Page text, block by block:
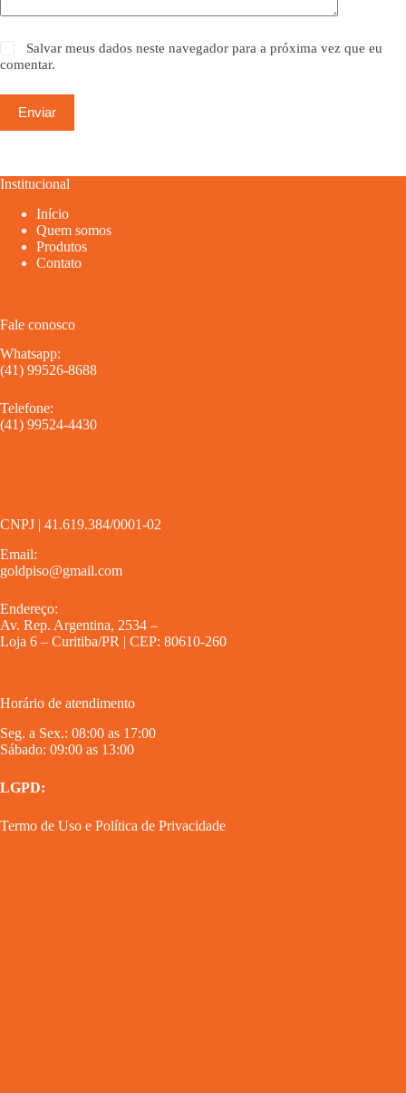
Salvar meus dados neste navegador para a próxima vez que eu
comentar.
Enviar
Institucional
Início
Quem somos
Produtos
Contato
Fale conosco
Whatsapp:
(41) 99526-8688
Telefone:
(41) 99524-4430
CNPJ | 41.619.384/0001-02
Email:
goldpiso@gmail.com
Endereço:
Av. Rep. Argentina, 2534 –
Loja 6 – Curitiba/PR | CEP: 80610-260
Horário de atendimento
Seg. a Sex.: 08:00 as 17:00
Sábado: 09:00 as 13:00
LGPD:
Termo de Uso e Política de Privacidade